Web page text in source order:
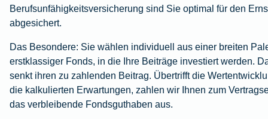
Berufsunfähigkeitsversicherung sind Sie optimal für den
abgesichert.
Das Besondere: Sie wählen individuell aus einer breiten
erstklassiger Fonds, in die Ihre Beiträge investiert werden.
senkt ihren zu zahlenden Beitrag. Übertrifft die
die kalkulierten Erwartungen, zahlen wir Ihnen zum
das verbleibende Fondsguthaben aus.